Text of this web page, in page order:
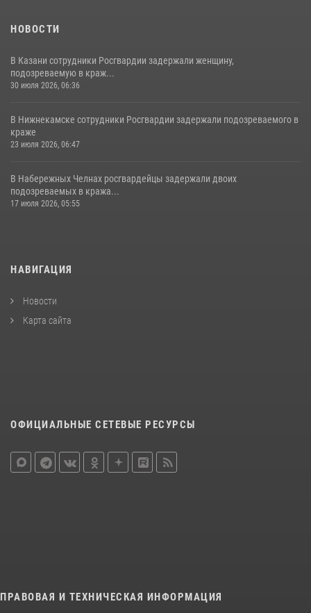
НОВОСТИ
В Казани сотрудники Росгвардии задержали женщину,
подозреваемую в краж...
30 июля 2026, 06:36
В Нижнекамске сотрудники Росгвардии задержали подозреваемого в
краже
23 июля 2026, 06:47
В Набережных Челнах росгвардейцы задержали двоих
подозреваемых в кража...
17 июля 2026, 05:55
НАВИГАЦИЯ
Новости
Карта сайта
ОФИЦИАЛЬНЫЕ СЕТЕВЫЕ РЕСУРСЫ
ПРАВОВАЯ И ТЕХНИЧЕСКАЯ ИНФОРМАЦИЯ